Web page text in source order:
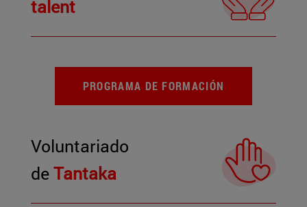
talent
PROGRAMA DE FORMACIÓN
Voluntariado
deTantaka